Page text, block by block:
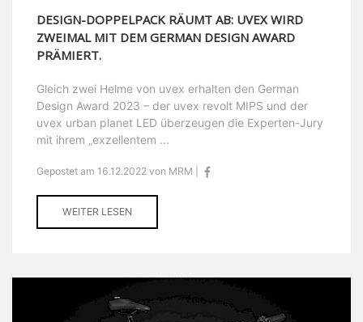
DESIGN-DOPPELPACK RÄUMT AB: UVEX WIRD
ZWEIMAL MIT DEM GERMAN DESIGN AWARD
PRÄMIERT.
Gleich zwei Helme von uvex erhalten den German
Design Award 2023 – der uvex revolt MIPS und der
uvex urban planet LED überzeugen die Experten-Jury
mit ihrem „exzellentem ...
Gepostet am 16.12.2022 von MRM |
WEITER LESEN